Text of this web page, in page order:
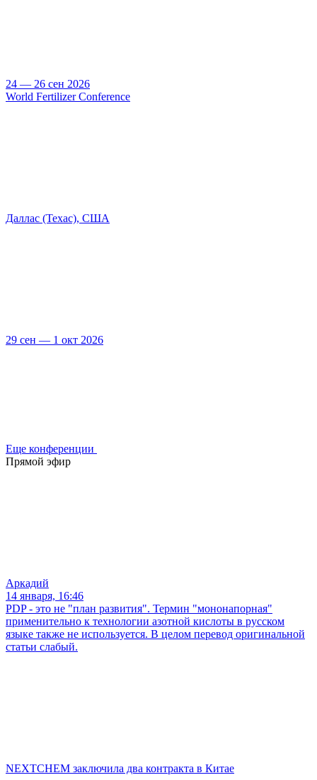
24 — 26 сен 2026
World Fertilizer Conference
Даллас (Техас), США
29 сен — 1 окт 2026
Еще конференции
Прямой эфир
Аркадий
14 января, 16:46
PDP - это не "план развития". Термин "мононапорная"
применительно к технологии азотной кислоты в русском
языке также не используется. В целом перевод оригинальной
статьи слабый.
NEXTCHEM заключила два контракта в Китае